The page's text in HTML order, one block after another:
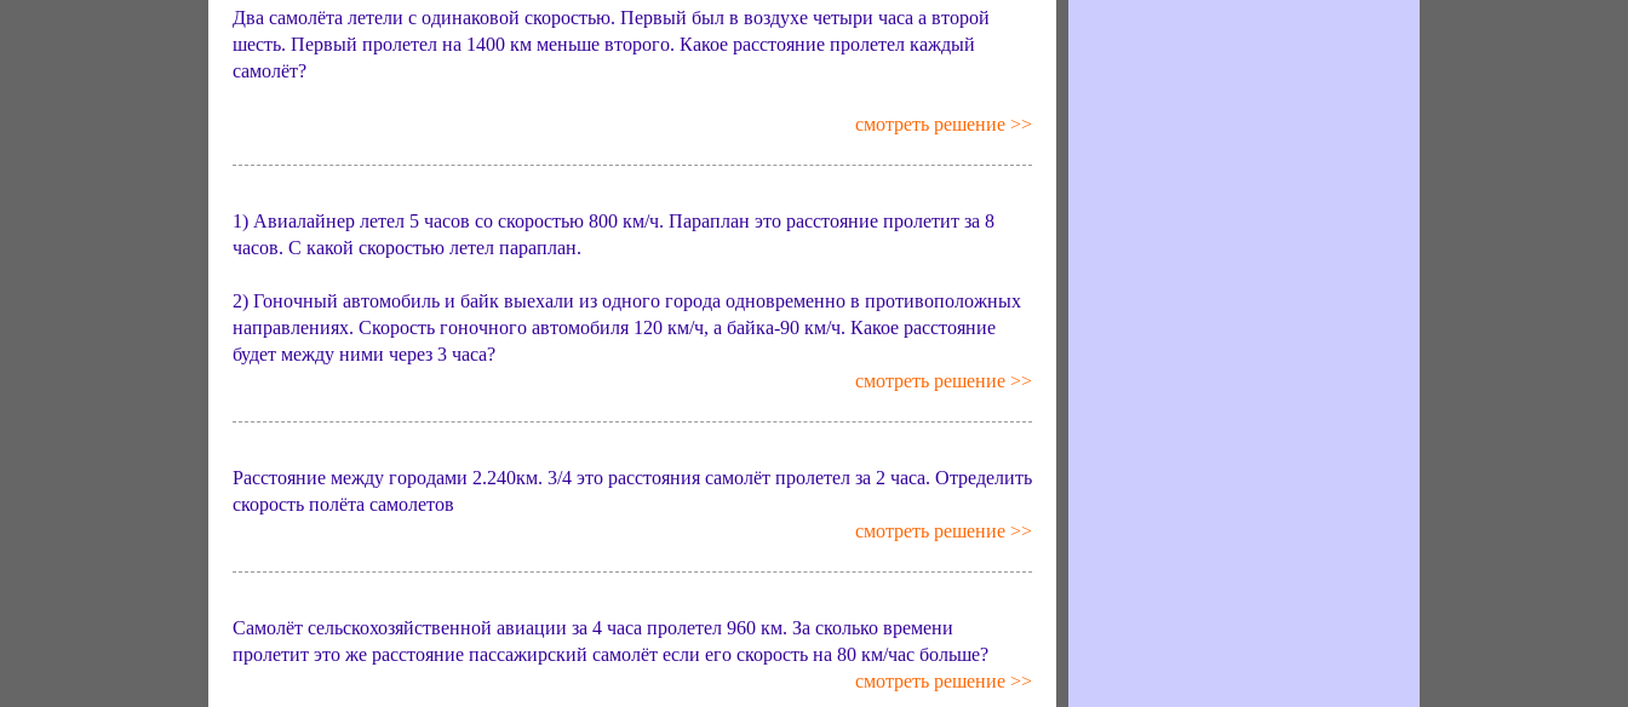
Два самолёта летели с одинаковой скоростью. Первый был в воздухе четыри часа а второй
шесть. Первый пролетел на 1400 км меньше второго. Какое расстояние пролетел каждый
самолёт?
смотреть решение >>
1) Авиалайнер летел 5 часов со скоростью 800 км/ч. Параплан это расстояние пролетит за 8
часов. С какой скоростью летел параплан.
2) Гоночный автомобиль и байк выехали из одного города одновременно в противоположных
направлениях. Скорость гоночного автомобиля 120 км/ч, а байка-90 км/ч. Какое расстояние
будет между ними через 3 часа?
смотреть решение >>
Расстояние между городами 2.240км. 3/4 это расстояния самолёт пролетел за 2 часа. Отределить
скорость полёта самолетов
смотреть решение >>
Самолёт сельскохозяйственной авиации за 4 часа пролетел 960 км. За сколько времени
пролетит это же расстояние пассажирский самолёт если его скорость на 80 км/час больше?
смотреть решение >>